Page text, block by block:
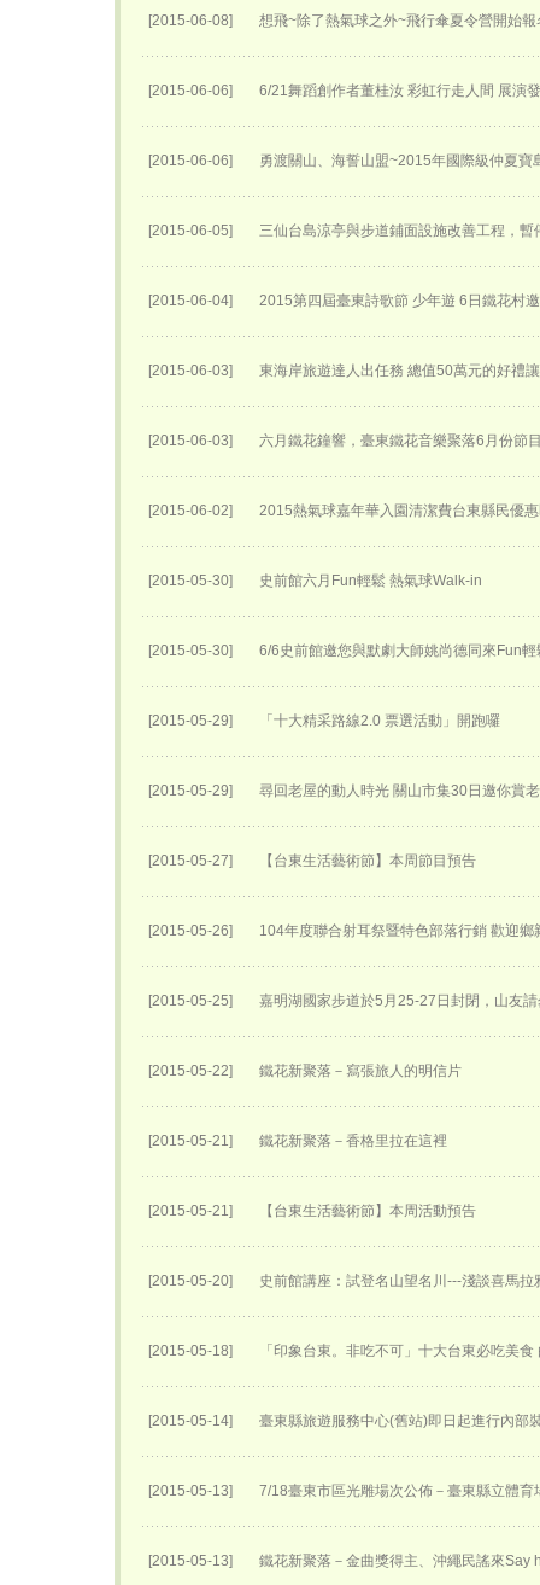
[2015-06-08] 想飛~除了熱氣球之外~飛行傘夏令營開始報
[2015-06-06] 6/21舞蹈創作者董桂汝 彩虹行走人間 展演
[2015-06-06] 勇渡關山、海誓山盟~2015年國際級仲夏寶
[2015-06-05] 三仙台島涼亭與步道鋪面設施改善工程，暫
[2015-06-04] 2015第四屆臺東詩歌節 少年遊 6日鐵花村
[2015-06-03] 東海岸旅遊達人出任務 總值50萬元的好禮
[2015-06-03] 六月鐵花鐘響，臺東鐵花音樂聚落6月份節
[2015-06-02] 2015熱氣球嘉年華入園清潔費台東縣民優
[2015-05-30] 史前館六月Fun輕鬆 熱氣球Walk-in
[2015-05-30] 6/6史前館邀您與默劇大師姚尚德同來Fun輕
[2015-05-29] 「十大精采路線2.0 票選活動」開跑囉
[2015-05-29] 尋回老屋的動人時光 關山市集30日邀你賞
[2015-05-27] 【台東生活藝術節】本周節目預告
[2015-05-26] 104年度聯合射耳祭暨特色部落行銷 歡迎鄉
[2015-05-25] 嘉明湖國家步道於5月25-27日封閉，山友
[2015-05-22] 鐵花新聚落－寫張旅人的明信片
[2015-05-21] 鐵花新聚落－香格里拉在這裡
[2015-05-21] 【台東生活藝術節】本周活動預告
[2015-05-20] 史前館講座：試登名山望名川---淺談喜馬拉
[2015-05-18] 「印象台東。非吃不可」十大台東必吃美食
[2015-05-14] 臺東縣旅遊服務中心(舊站)即日起進行內部
[2015-05-13] 7/18臺東市區光雕場次公佈－臺東縣立體育
[2015-05-13] 鐵花新聚落－金曲獎得主、沖繩民謠來Say